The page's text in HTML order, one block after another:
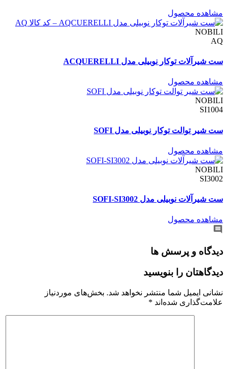
مشاهده محصول
NOBILI
AQ
ست شیرآلات توکار نوبیلی مدل ACQUERELLI
مشاهده محصول
NOBILI
SI1004
ست شیر توالت توکار نوبیلی مدل SOFI
مشاهده محصول
NOBILI
SI3002
ست شیرآلات نوبیلی مدل SOFI-SI3002
مشاهده محصول
دیدگاه و پرسش ها
دیدگاهتان را بنویسید
نشانی ایمیل شما منتشر نخواهد شد. بخش‌های موردنیاز
علامت‌گذاری شده‌اند *